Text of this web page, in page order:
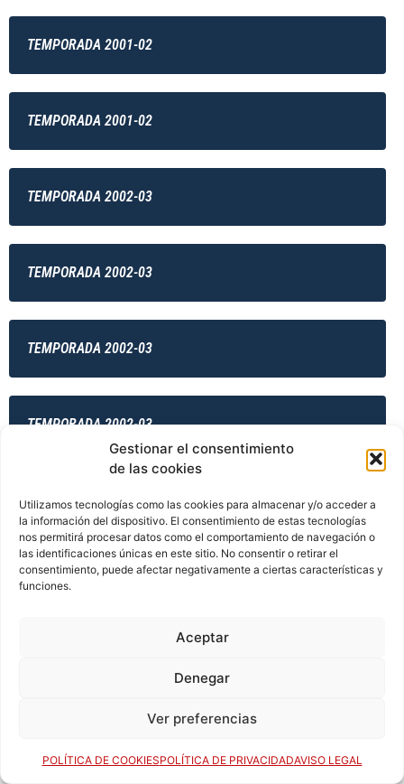
Gestionar el consentimiento
de las cookies
Utilizamos tecnologías como las cookies para almacenar y/o acceder a
la información del dispositivo. El consentimiento de estas tecnologías
nos permitirá procesar datos como el comportamiento de navegación o
las identificaciones únicas en este sitio. No consentir o retirar el
consentimiento, puede afectar negativamente a ciertas características y
funciones.
Aceptar
Denegar
Ver preferencias
POLÍTICA DE COOKIESPOLÍTICA DE PRIVACIDADAVISO LEGAL
TEMPORADA 2001-02
TEMPORADA 2001-02
TEMPORADA 2002-03
TEMPORADA 2002-03
TEMPORADA 2002-03
TEMPORADA 2002-03
TEMPORADA 2003-04
TEMPORADA 2003-04
TEMPORADA 2003-04